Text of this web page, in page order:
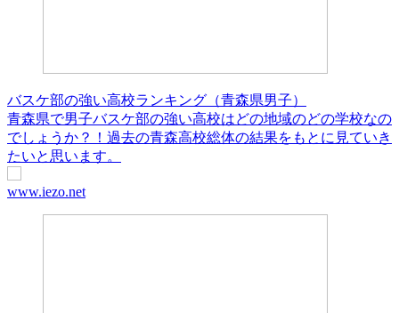
バスケ部の強い高校ランキング（青森県男子）
青森県で男子バスケ部の強い高校はどの地域のどの学校なの
でしょうか？！過去の青森高校総体の結果をもとに見ていき
たいと思います。
www.iezo.net